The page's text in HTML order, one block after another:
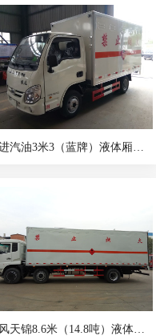
跃进汽油3米3（蓝牌）液体厢式车
东风天锦8.6米（14.8吨）液体厢式车